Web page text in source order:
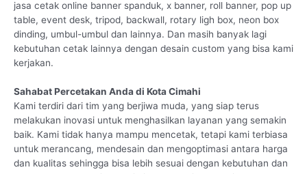
jasa cetak online banner spanduk, x banner, roll banner, pop up
table, event desk, tripod, backwall, rotary ligh box, neon box
dinding, umbul-umbul dan lainnya. Dan masih banyak lagi
kebutuhan cetak lainnya dengan desain custom yang bisa kami
kerjakan.
Sahabat Percetakan Anda di Kota Cimahi
Kami terdiri dari tim yang berjiwa muda, yang siap terus
melakukan inovasi untuk menghasilkan layanan yang semakin
baik. Kami tidak hanya mampu mencetak, tetapi kami terbiasa
untuk merancang, mendesain dan mengoptimasi antara harga
dan kualitas sehingga bisa lebih sesuai dengan kebutuhan dan